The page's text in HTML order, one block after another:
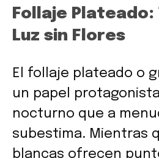
Follaje Plateado:
Luz sin Flores
El follaje plateado o
un papel
nocturno que a
subestima. Mientras
blancas ofrecen